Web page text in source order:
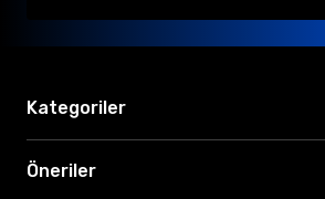
Kategoriler
Öneriler